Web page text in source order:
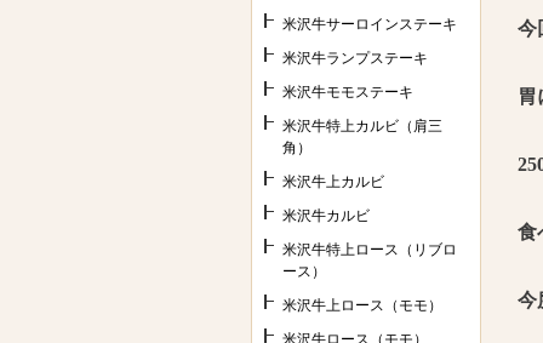
米沢牛サーロインステーキ
米沢牛ランプステーキ
米沢牛モモステーキ
米沢牛特上カルビ（肩三
角）
米沢牛上カルビ
米沢牛カルビ
米沢牛特上ロース（リブロ
ース）
米沢牛上ロース（モモ）
米沢牛ロース（モモ）
今
胃
食
今